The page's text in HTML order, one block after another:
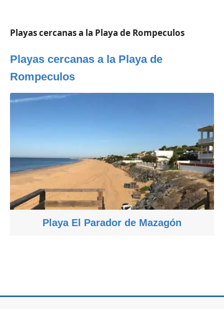
Playas cercanas a la Playa de Rompeculos
Playas cercanas a la Playa de
Rompeculos
Playa El Parador de Mazagón